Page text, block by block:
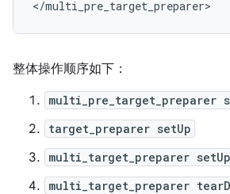
整体操作顺序如下：
multi_pre_target_preparer
target_preparer setUp
multi_target_preparer setUp
multi_target_preparer